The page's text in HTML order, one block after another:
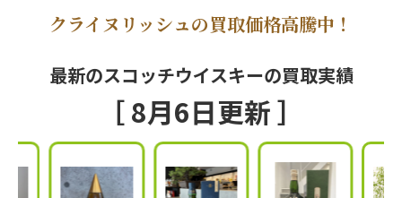
クライヌリッシュの買取価格高騰中！
最新のスコッチウイスキーの買取実績
［ 8月6日更新 ］